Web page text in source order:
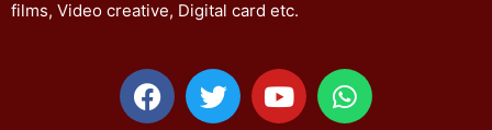
films, Video creative, Digital card etc.